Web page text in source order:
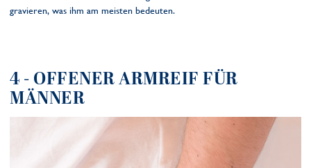
gravieren, was ihm am meisten bedeuten.
4 - OFFENER ARMREIF FÜR
MÄNNER